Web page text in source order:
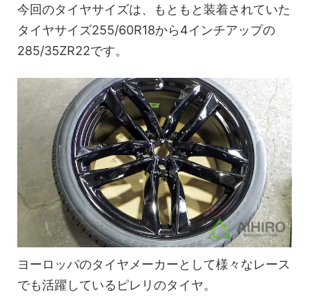
今回のタイヤサイズは、もともと装着されていた
タイヤサイズ255/60R18から4インチアップの
285/35ZR22です。
ヨーロッパのタイヤメーカーとして様々なレース
でも活躍しているピレリのタイヤ。